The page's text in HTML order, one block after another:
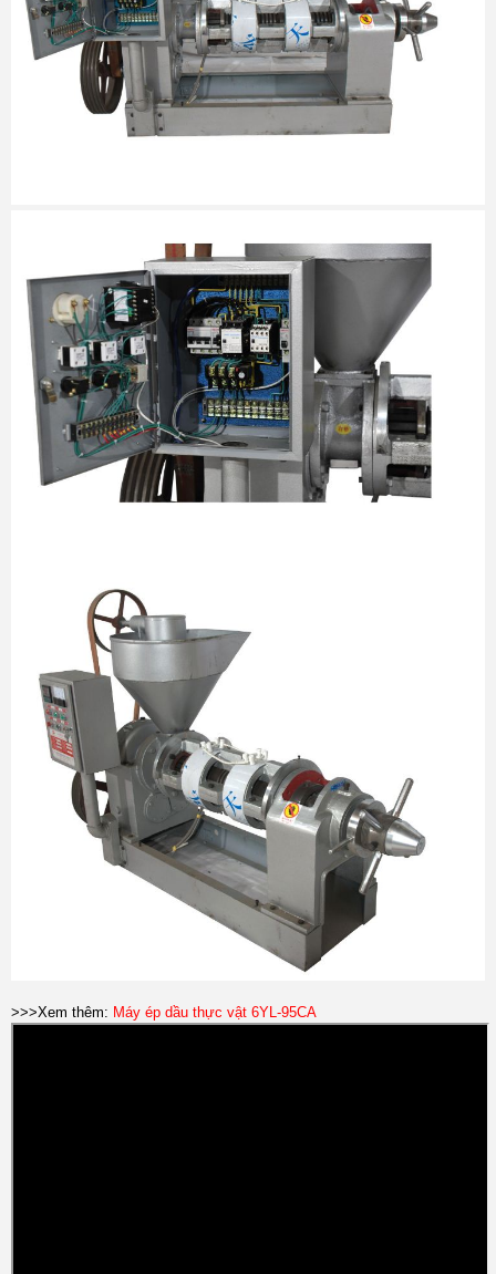
>>>Xem thêm: Máy ép dầu thực vật 6YL-95CA